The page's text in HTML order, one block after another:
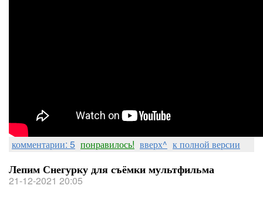
комментарии: 5 понравилось! вверх^ к полной версии
Лепим Снегурку для съёмки мультфильма
21-12-2021 20:05